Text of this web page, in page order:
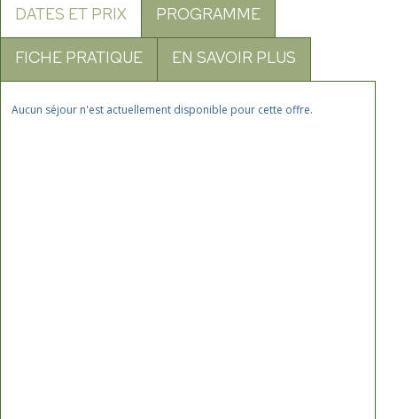
DATES ET PRIX PROGRAMME
FICHE PRATIQUE EN SAVOIR PLUS